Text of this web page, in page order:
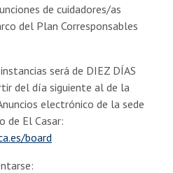
de cuidadores/as
del Plan Corresponsables
será de DIEZ DÍAS
del día siguiente al de la
electrónico de la sede
de El Casar:
board